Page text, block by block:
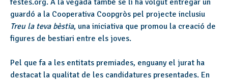
guardó a la Cooperativa Coopgròs pel projecte inclusiu
Treu la teva bèstia, una iniciativa que promou la creació de
figures de bestiari entre els joves.
Pel que fa a les entitats premiades, enguany el jurat ha
destacat la qualitat de les candidatures presentades. En